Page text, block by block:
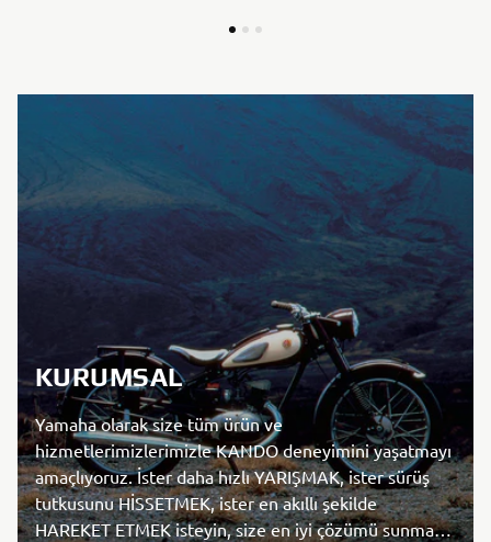
KURUMSAL
Yamaha olarak size tüm ürün ve
hizmetlerimizlerimizle KANDO deneyimini yaşatmayı
amaçlıyoruz. İster daha hızlı YARIŞMAK, ister sürüş
tutkusunu HİSSETMEK, ister en akıllı şekilde
HAREKET ETMEK isteyin, size en iyi çözümü sunmaya